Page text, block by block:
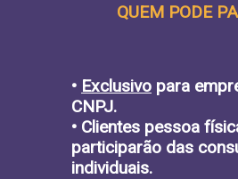
QUEM PODE
• Exclusivo para
CNPJ.
• Clientes pessoa
participarão das
individuais.